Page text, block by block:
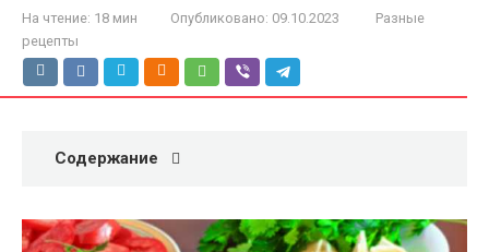
На чтение: 18 мин Опубликовано: 09.10.2023
Разные
рецепты
Содержание